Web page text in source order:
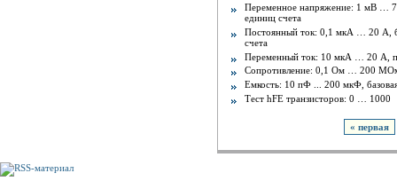
Переменное напряжение: 1 мВ …
единиц счета
Постоянный ток: 0,1 мкА … 20 А,
счета
Переменный ток: 10 мкА … 20 А,
Сопротивление: 0,1 Ом … 200 МОм,
Емкость: 10 пФ ... 200 мкФ,
Тест hFE транзисторов: 0 … 1000
« первая